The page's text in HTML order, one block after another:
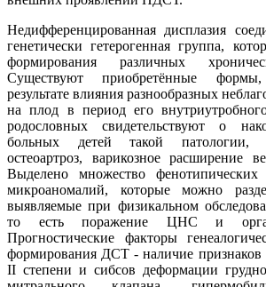
Недифференцированная дисплазия
генетически гетерогенная группа,
формирования различных
Существуют приобретённые
результате влияния разнообразных
на плод в период его
родословных свидетельствуют о
больных детей такой патологии,
остеоартроз, варикозное расширение
Выделено множество
микроаномалий, которые можно
выявляемые при физикальном
то есть поражение ЦНС и
Прогностические факторы
формирования ДСТ - наличие признаков
II степени и сибсов деформации